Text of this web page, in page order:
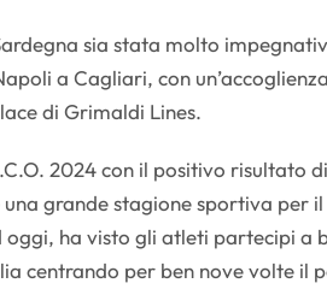
sia stata molto
a Cagliari, con
di Grimaldi Lines.
2024 con il positivo risultato
grande stagione sportiva per
oggi, ha visto gli atleti partecipi a
centrando per ben nove volte il